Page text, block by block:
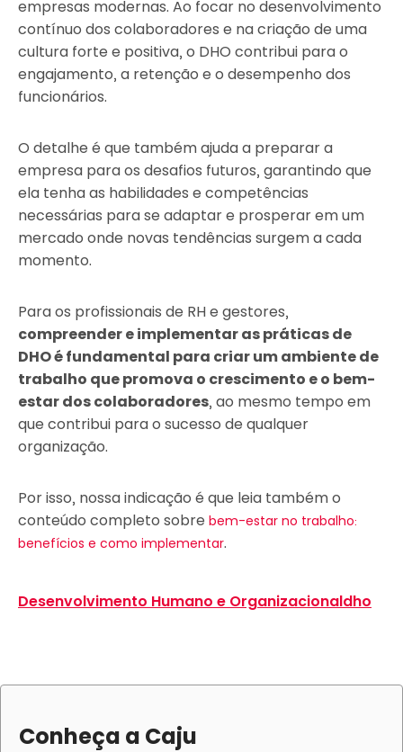
empresas modernas. Ao focar no desenvolvimento
contínuo dos colaboradores e na criação de uma
cultura forte e positiva, o DHO contribui para o
engajamento, a retenção e o desempenho dos
funcionários.
O detalhe é que também ajuda a preparar a
empresa para os desafios futuros, garantindo que
ela tenha as habilidades e competências
necessárias para se adaptar e prosperar em um
mercado onde novas tendências surgem a cada
momento.
Para os profissionais de RH e gestores,
compreender e implementar as práticas de
DHO é fundamental para criar um ambiente de
trabalho que promova o crescimento e o bem-
estar dos colaboradores, ao mesmo tempo em
que contribui para o sucesso de qualquer
organização.
Por isso, nossa indicação é que leia também o
conteúdo completo sobre bem-estar no trabalho:
benefícios e como implementar.
Desenvolvimento Humano e Organizacionaldho
Conheça a Caju